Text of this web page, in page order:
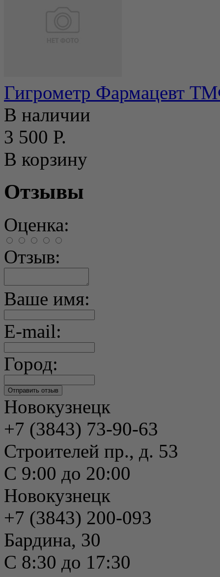
Гигрометр Фармацевт
В наличии
3 500 Р.
В корзину
Отзывы
Оценка:
Отзыв:
Ваше имя:
E-mail:
Город:
Новокузнецк
+7 (3843) 73-90-63
Строителей пр., д. 53
С 9:00 до 20:00
Новокузнецк
+7 (3843) 200-093
Бардина, 30
С 8:30 до 17:30